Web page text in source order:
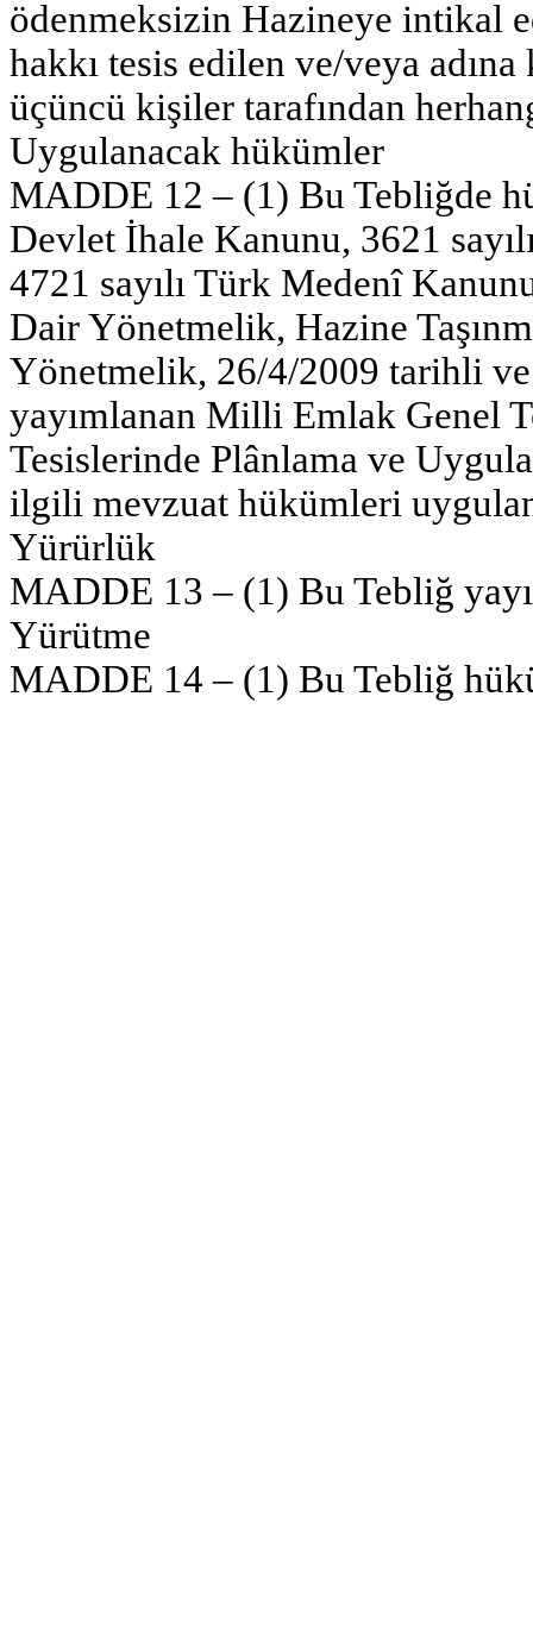
ödenmeksizin Hazineye intikal
hakkı tesis edilen ve/veya
üçüncü kişiler tarafından
Uygulanacak hükümler
MADDE 12 – (1) Bu Tebliğde
Devlet İhale Kanunu, 3621
4721 sayılı Türk Medenî
Dair Yönetmelik, Hazine
Yönetmelik, 26/4/2009 tarihli ve
yayımlanan Milli Emlak Genel
Tesislerinde Plânlama ve
ilgili mevzuat hükümleri
Yürürlük
MADDE 13 – (1) Bu Tebliğ
Yürütme
MADDE 14 – (1) Bu Tebliğ